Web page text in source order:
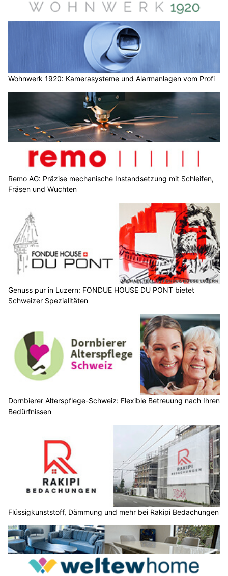
Wohnwerk 1920: Kamerasysteme und Alarmanlagen vom Profi
Remo AG: Präzise mechanische Instandsetzung mit Schleifen,
Fräsen und Wuchten
Genuss pur in Luzern: FONDUE HOUSE DU PONT bietet
Schweizer Spezialitäten
Dornbierer Alterspflege-Schweiz: Flexible Betreuung nach Ihren
Bedürfnissen
Flüssigkunststoff, Dämmung und mehr bei Rakipi Bedachungen